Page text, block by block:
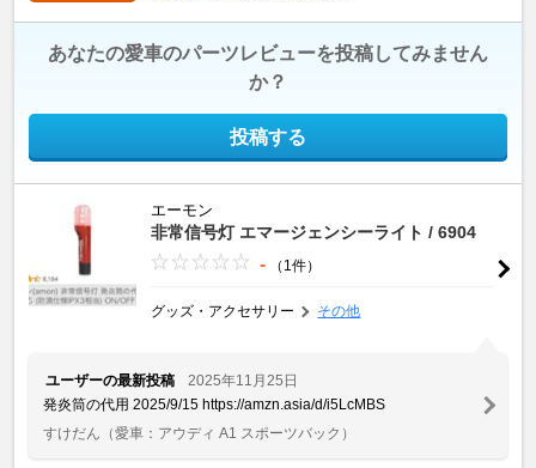
あなたの愛車のパーツレビューを投稿してみません
か？
投稿する
エーモン
非常信号灯 エマージェンシーライト / 6904
- （1件）
グッズ・アクセサリー その他
ユーザーの最新投稿
2025年11月25日
発炎筒の代用 2025/9/15 https://amzn.asia/d/i5LcMBS
すけだん （愛車：アウディ A1 スポーツバック）